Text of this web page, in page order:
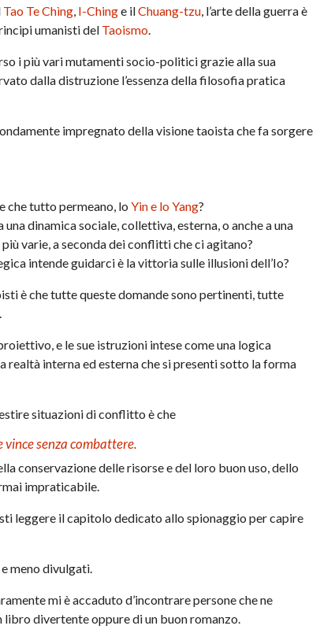
Tao Te Chìng, I-Chinge ilChuang-tzu, l’arte della guerra è
umanisti del Taoismo.
i più vari mutamenti socio-politici grazie alla sua
dalla distruzione l’essenza della filosofia pratica
impregnato della visione taoista che fa sorgere
che tutto permeano, loYin e lo Yang?
dinamica sociale, collettiva, esterna, o anche a una
varie, a seconda dei conflitti che ci agitano?
intende guidarci è la vittoria sulle illusioni dell’Io?
è che tutte queste domande sono pertinenti, tutte
e le sue istruzioni intese come una logica
interna ed esterna che si presenti sotto la forma
situazioni di conflitto è che
senza combattere.
conservazione delle risorse e del loro buon uso, dello
impraticabile.
leggere il capitolo dedicato allo spionaggio per capire
meno divulgati.
mi è accaduto d’incontrare persone che ne
libro divertente oppure di un buon romanzo.